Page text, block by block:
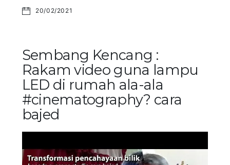
20/02/2021
Sembang Kencang :
Rakam video guna lampu
LED di rumah ala-ala
#cinematography? cara
bajed